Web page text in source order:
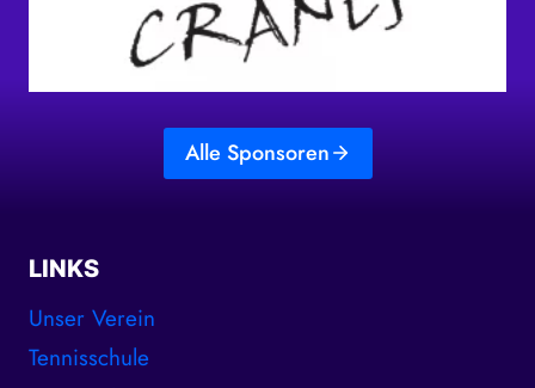
Alle Sponsoren
LINKS
Unser Verein
Tennisschule